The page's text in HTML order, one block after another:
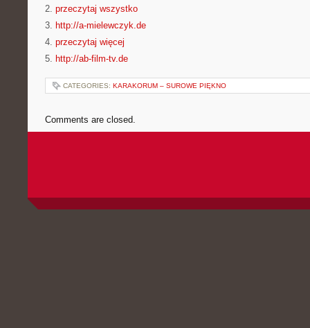
2. przeczytaj wszystko
3. http://a-mielewczyk.de
4. przeczytaj więcej
5. http://ab-film-tv.de
CATEGORIES: KARAKORUM – SUROWE PIĘKNO
Comments are closed.